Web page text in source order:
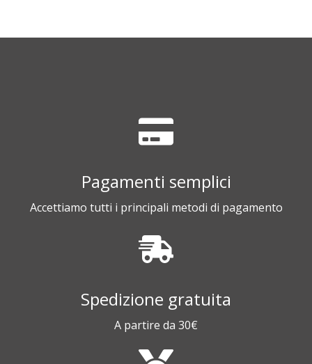
Pagamenti semplici
Accettiamo tutti i principali metodi di pagamento
Spedizione gratuita
A partire da 30€